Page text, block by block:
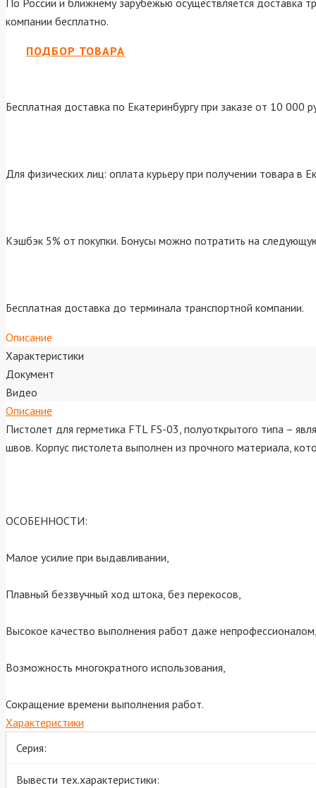
По России и ближнему зарубежью осуществляется доставка
компании бесплатно.
ПОДБОР ТОВАРА
Бесплатная доставка по Екатеринбургу при заказе от 10 000
Для физических лиц: оплата курьеру при получении товара в
Кэшбэк 5% от покупки. Бонусы можно потратить на
Бесплатная доставка до терминала транспортной компании.
Описание
Характеристики
Документ
Видео
Описание
Пистолет для герметика FTL FS-03, полуоткрытого типа –
швов. Корпус пистолета выполнен из прочного материала,
ОСОБЕННОСТИ:
Малое усилие при выдавливании,
Плавный беззвучный ход штока, без перекосов,
Высокое качество выполнения работ даже
Возможность многократного использования,
Сокращение времени выполнения работ.
Характеристики
Серия:
Вывести тех.характеристики: